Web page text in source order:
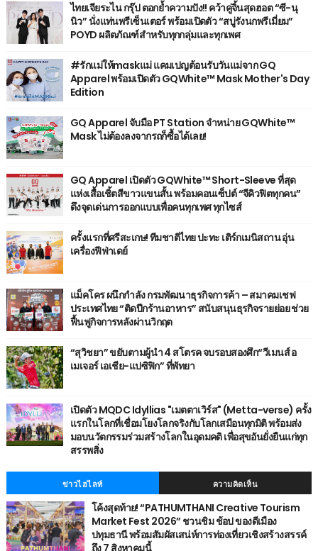
ไทยเจียระไน กรุ๊ป ตอกย้ำความปัง!! คว้าคู่จิ้นสุดฮอต “ซี-นุ
นิว” นั่งแท่นพรีเซ็นเตอร์ พร้อมเปิดตัว “สบู่รังนกพรีเมี่ยม”
POYD ผลิตภัณฑ์สำหรับทุกกลุ่มและทุกเพศ
#รักแม่ให้maskแม่ แคมเปญต้อนรับวันแม่จาก GQ
Apparel พร้อมเปิดตัว GQWhite™ Mask Mother's Day
Edition
GQ Apparel จับมือ PT Station จำหน่าย GQWhite™
Mask ไม่ต้องลงจากรถก็ซื้อได้เลย!
GQ Apparel เปิดตัว GQWhite™ Short-Sleeve ที่สุด
แห่งเสื้อเชิ้ตสีขาวแขนสั้น พร้อมคอนเซ็ปต์ “จีคิวฟิตทุกคน”
ดึงจุดเด่นการออกแบบเพื่อคนทุกเพศ ทุกไซส์
ครั้งแรกที่ศรีสะเกษ! ทีมชาติไทย ปะทะ เติร์กเมนิสถาน อุ่น
เครื่องฟีฟ่าเดย์
แม็คโคร ผนึกกำลัง กรมพัฒนาธุรกิจการค้า – สมาคมเชฟ
ประเทศไทย “ติดปีกร้านอาหาร” สนับสนุนธุรกิจรายย่อย ช่วย
ฟื้นฟูกิจการหลังผ่านวิกฤต
“สุวิชยา” ขยับตามผู้นำ 4 สโตรค จบรอบสองศึก“วีเมนส์ อ
เมเจอร์ เอเชีย-แปซิฟิก” ที่พัทยา
เปิดตัว MQDC Idyllias "เมตตาเวิร์ส" (Metta-verse) ครั้ง
แรกในโลกที่เชื่อมโยงโลกจริงกับโลกเสมือนทุกมิติ พร้อมส่ง
มอบนวัตกรรมร่วมสร้างโลกในอุดมคติ เพื่อสุขอันยั่งยืนแก่ทุก
สรรพสิ่ง
ข่าวไฮไลท์ ความคิดเห็น
โค้งสุดท้าย! “PATHUMTHANI Creative Tourism
Market Fest 2026” ชวนชิม ช้อป ของดีเมือง
ปทุมธานี พร้อมสัมผัสเสน่ห์การท่องเที่ยวเชิงสร้างสรรค์